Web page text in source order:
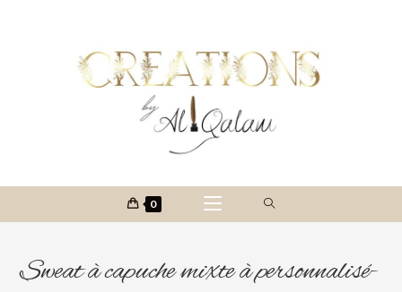
0
Sweat à capuche mixte à personnalisé-